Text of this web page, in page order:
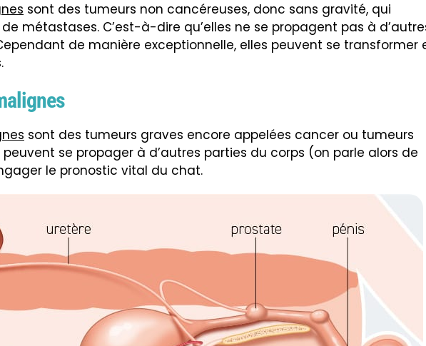
sont des tumeurs non cancéreuses, donc sans gravité, qui
métastases. C’est-à-dire qu’elles ne se propagent pas à
de manière exceptionnelle, elles peuvent se transformer
sont des tumeurs graves encore appelées cancer ou tumeurs
peuvent se propager à d’autres parties du corps (on parle alors de
le pronostic vital du chat.